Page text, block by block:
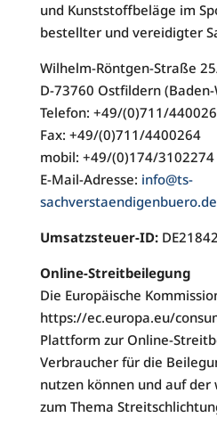
und Kunststoffbeläge im
bestellter und vereidigter
Wilhelm-Röntgen-Straße
D-73760 Ostfildern
Telefon: +49/(0)711/
Fax: +49/(0)711/4400264
mobil: +49/(0)174/3102274
E-Mail-Adresse: info@ts-
sachverstaendigenbuero.de
Umsatzsteuer-ID:
Online-Streitbeilegung
Die Europäische
https://ec.europa.eu/
Plattform zur Online-
Verbraucher für die
nutzen können und auf
zum Thema